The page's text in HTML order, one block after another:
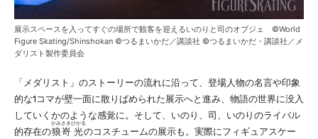
展示スペースを入ってすぐの場所で観客を迎えるいのりと司のオブジェ ©World
Figure Skating/Shinshokan ©つるまいかだ／講談社 ©つるまいかだ・講談社／メ
ダリスト製作委員会
「メダリスト」のストーリーの流れに沿って、登場人物の名言や印象
的な1コマが壁一面に散りばめられた展示へと進み、物語の世界に没入
していくかのような感覚に。そして、いのり、司、いのりのライバル
的存在の狼嵜
かみさき
光
ひかる
のコスチュームの展示も。実際にフィギュアスケー